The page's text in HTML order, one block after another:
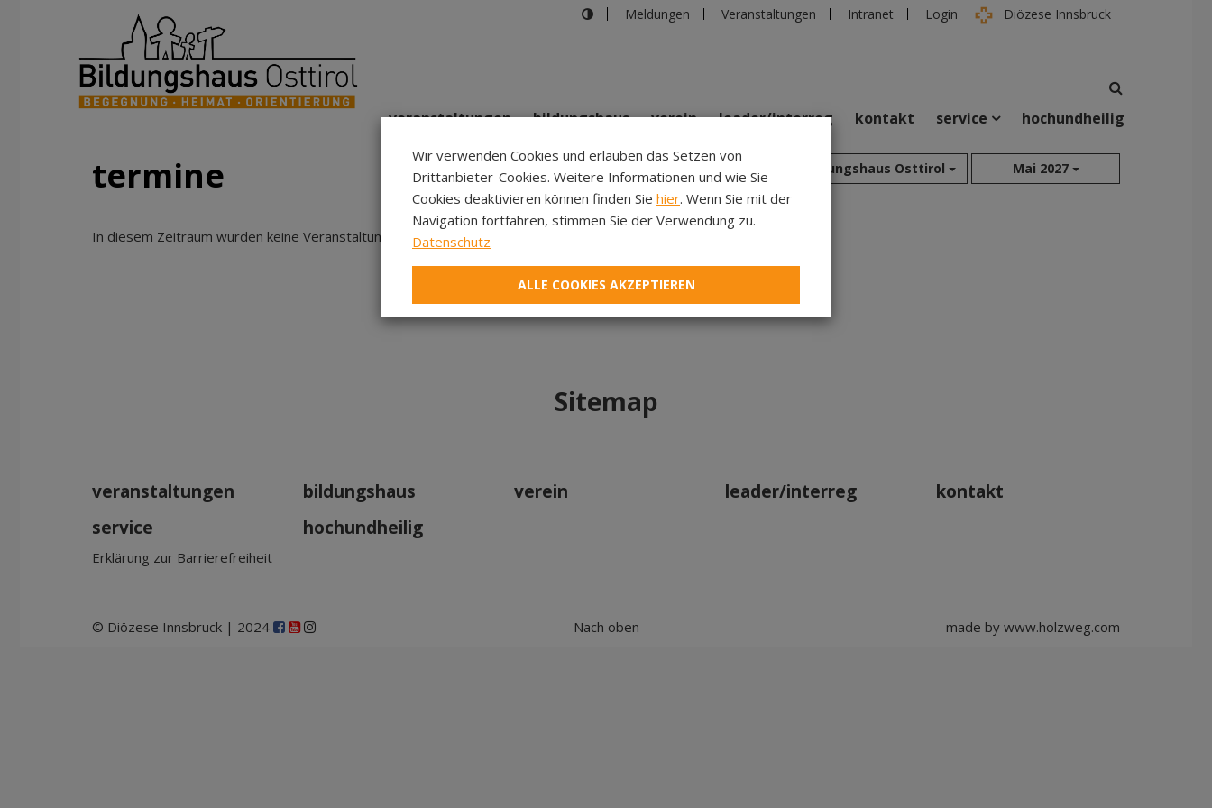
Meldungen Veranstaltungen Intranet Login Diözese Innsbruck
suchen
Veranstaltungen Personen
veranstaltungen bildungshaus verein leader/interreg kontakt service hochundheilig
termine Bildungshaus Osttirol Mai 2027
Jul 2027
In diesem Zeitraum wurden keine Veranstaltungen gefunden...
Sitemap
veranstaltungen bildungshaus verein leader/interreg
kontakt
service
Erklärung zur Barrierefreiheit
hochundheilig
© Diözese Innsbruck | 2024 Nach oben made by www.holzweg.com
Wir verwenden Cookies und erlauben das Setzen von
Drittanbieter-Cookies. Weitere Informationen und wie Sie
Cookies deaktivieren können finden Sie hier. Wenn Sie mit der
Navigation fortfahren, stimmen Sie der Verwendung zu.
Datenschutz
ALLE COOKIES AKZEPTIEREN